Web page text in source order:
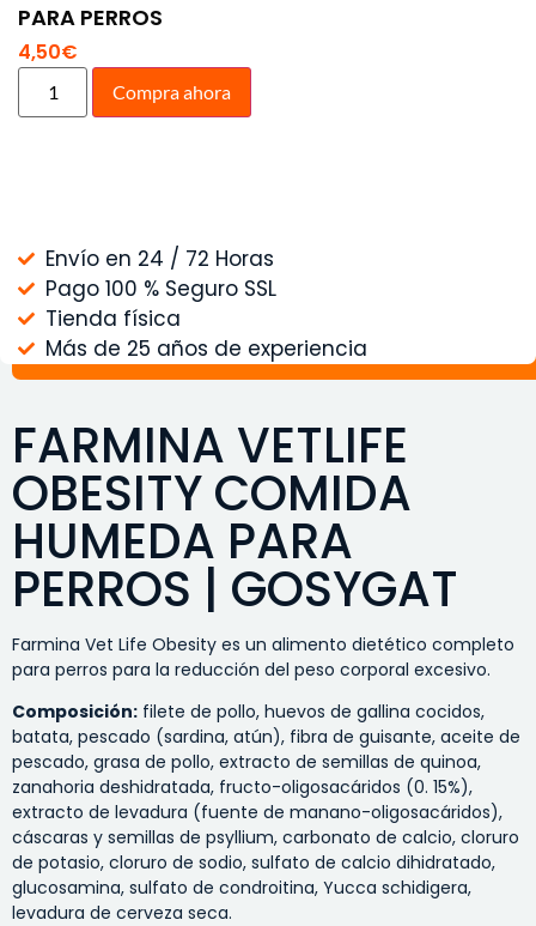
PARA PERROS
4,50€
Compra ahora
Envío en 24 / 72 Horas
Pago 100 % Seguro SSL
Tienda física
Más de 25 años de experiencia
FARMINA VETLIFE
OBESITY COMIDA
HUMEDA PARA
PERROS | GOSYGAT
Farmina Vet Life Obesity es un alimento dietético completo
para perros para la reducción del peso corporal excesivo.
Composición: filete de pollo, huevos de gallina cocidos,
batata, pescado (sardina, atún), fibra de guisante, aceite de
pescado, grasa de pollo, extracto de semillas de quinoa,
zanahoria deshidratada, fructo-oligosacáridos (0. 15%),
extracto de levadura (fuente de manano-oligosacáridos),
cáscaras y semillas de psyllium, carbonato de calcio, cloruro
de potasio, cloruro de sodio, sulfato de calcio dihidratado,
glucosamina, sulfato de condroitina, Yucca schidigera,
levadura de cerveza seca.